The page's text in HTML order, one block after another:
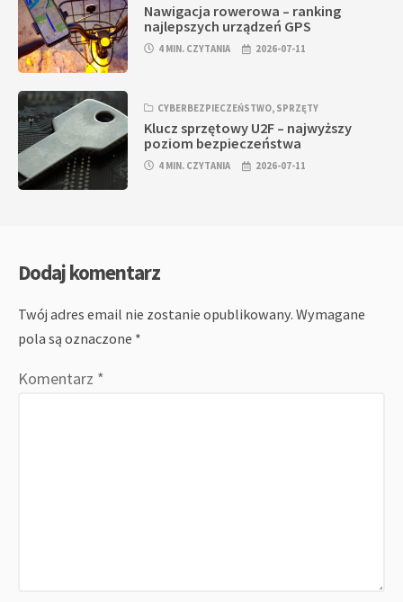
Nawigacja rowerowa – ranking
najlepszych urządzeń GPS
4 MIN. CZYTANIA 2026-07-11
CYBERBEZPIECZEŃSTWO, SPRZĘTY
Klucz sprzętowy U2F – najwyższy
poziom bezpieczeństwa
4 MIN. CZYTANIA 2026-07-11
Dodaj komentarz
Twój adres email nie zostanie opublikowany. Wymagane
pola są oznaczone *
Komentarz *